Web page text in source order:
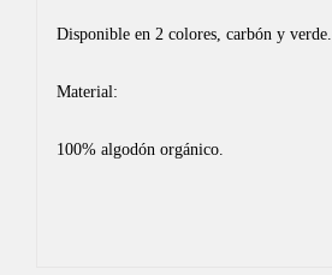
Disponible en 2 colores, carbón y verde.
Material:
100% algodón orgánico.